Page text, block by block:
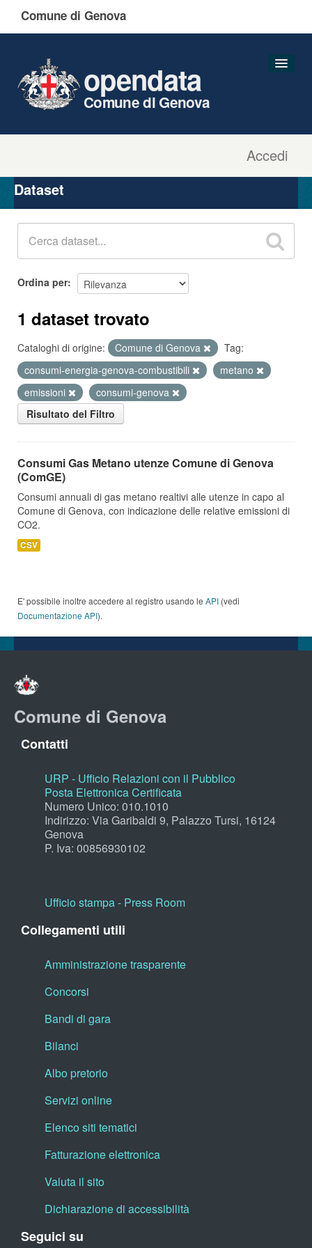
Comune di Genova
Accedi
opendata
Comune di Genova
Organizzazioni
Gruppi
Dataset
Ordina per
1 dataset trovato
Cataloghi di origine: Comune di Genova
Tag:
consumi-energia-genova-combustibili
metano
emissioni
consumi-genova
Risultato del Filtro
Consumi Gas Metano utenze Comune di Genova
(ComGE)
Consumi annuali di gas metano realtivi alle utenze in capo al
Comune di Genova, con indicazione delle relative emissioni di
CO2.
CSV
E' possibile inoltre accedere al registro usando le API (vedi
Documentazione API).
Comune di Genova
Contatti
URP - Ufficio Relazioni con il Pubblico
Posta Elettronica Certificata
Numero Unico: 010.1010
Indirizzo: Via Garibaldi 9, Palazzo Tursi, 16124
Genova
P. Iva: 00856930102
Ufficio stampa - Press Room
Collegamenti utili
Amministrazione trasparente
Concorsi
Bandi di gara
Bilanci
Albo pretorio
Servizi online
Elenco siti tematici
Fatturazione elettronica
Valuta il sito
Dichiarazione di accessibilità
Seguici su